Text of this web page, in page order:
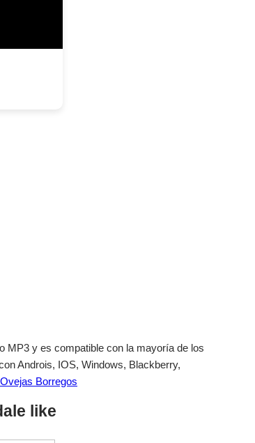
MP3 y es compatible con la mayoría de los
Androis, IOS, Windows, Blackberry,
Borregos
like